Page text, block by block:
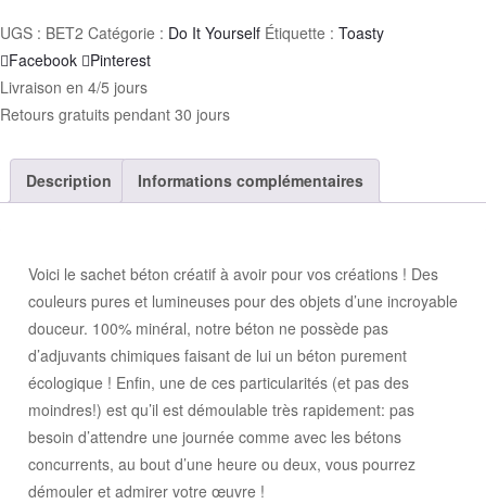
UGS : BET2 Catégorie : Do It Yourself Étiquette : Toasty
Facebook
Pinterest
Livraison en 4/5 jours
Retours gratuits pendant 30 jours
Description Informations complémentaires
Voici le sachet béton créatif à avoir pour vos créations ! Des
couleurs pures et lumineuses pour des objets d’une incroyable
douceur. 100% minéral, notre béton ne possède pas
d’adjuvants chimiques faisant de lui un béton purement
écologique ! Enfin, une de ces particularités (et pas des
moindres!) est qu’il est démoulable très rapidement: pas
besoin d’attendre une journée comme avec les bétons
concurrents, au bout d’une heure ou deux, vous pourrez
démouler et admirer votre œuvre !